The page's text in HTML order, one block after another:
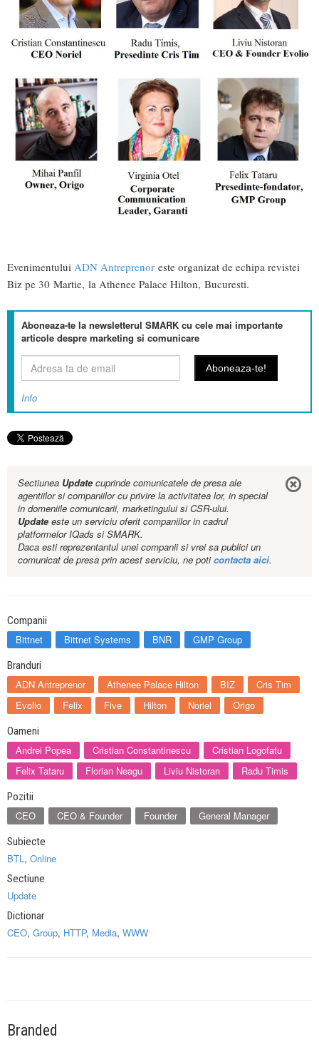
Evenimentului ADN Antreprenor este organizat de echipa revistei
Biz pe 30 Martie, la Athenee Palace Hilton, Bucuresti.
Aboneaza-te la newsletterul SMARK cu cele mai importante
articole despre marketing si comunicare
Info
Sectiunea Updatecuprinde comunicatele de presa ale
agentiilor si companiilor cu privire la activitatea lor, in special
in domeniile comunicarii, marketingului si CSR-ului.
Updateeste un serviciu oferit companiilor in cadrul
platformelor IQads si SMARK.
Daca esti reprezentantul unei companii si vrei sa publici un
comunicat de presa prin acest serviciu, ne poticontacta aici.
Companii
Bittnet Bittnet Systems BNR GMP Group
Branduri
ADN Antreprenor Athenee Palace Hilton BIZ
Cris Tim
Evolio
Felix Five Hilton Noriel Origo
Oameni
Andrei Popea Cristian Constantinescu
Cristian Logofatu
Felix Tataru
Florian Neagu Liviu Nistoran Radu Timis
Pozitii
CEO CEO & Founder Founder General Manager
Subiecte
BTL , Online
Sectiune
Update
Dictionar
CEO, Group, HTTP, Media, WWW
Branded